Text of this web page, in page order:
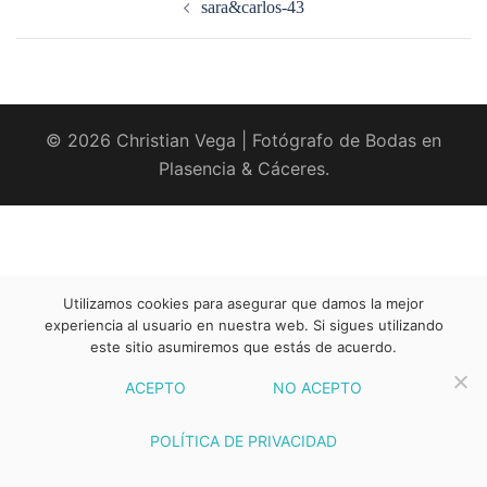
sara&carlos-43
© 2026 Christian Vega | Fotógrafo de Bodas en
Plasencia & Cáceres.
Utilizamos cookies para asegurar que damos la mejor
experiencia al usuario en nuestra web. Si sigues utilizando
este sitio asumiremos que estás de acuerdo.
ACEPTO NO ACEPTO
POLÍTICA DE PRIVACIDAD